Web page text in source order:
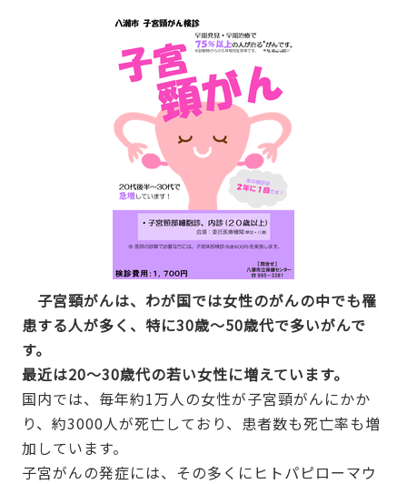
子宮頸がんは、わが国では女性のがんの中でも罹
患する人が多く、特に30歳～50歳代で多いがんで
す。
最近は20～30歳代の若い女性に増えています。
国内では、毎年約1万人の女性が子宮頸がんにかか
り、約3000人が死亡しており、患者数も死亡率も増
加しています。
子宮がんの発症には、その多くにヒトパピローマウ